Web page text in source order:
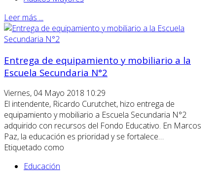
Leer más ...
Entrega de equipamiento y mobiliario a la
Escuela Secundaria N°2
Viernes, 04 Mayo 2018 10:29
El intendente, Ricardo Curutchet, hizo entrega de
equipamiento y mobiliario a Escuela Secundaria N°2
adquirido con recursos del Fondo Educativo. En Marcos
Paz, la educación es prioridad y se fortalece…
Etiquetado como
Educación